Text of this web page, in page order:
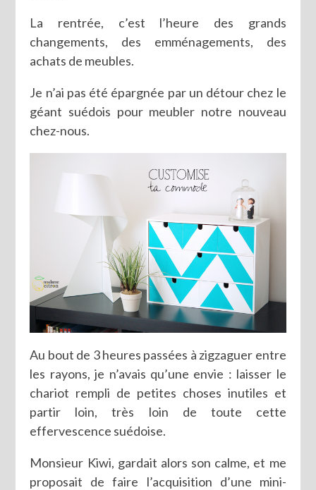
La rentrée, c’est l’heure des grands
changements, des emménagements, des
achats de meubles.
Je n’ai pas été épargnée par un détour chez le
géant suédois pour meubler notre nouveau
chez-nous.
Au bout de 3 heures passées à zigzaguer entre
les rayons, je n’avais qu’une envie : laisser le
chariot rempli de petites choses inutiles et
partir loin, très loin de toute cette
effervescence suédoise.
Monsieur Kiwi, gardait alors son calme, et me
proposait de faire l’acquisition d’une mini-